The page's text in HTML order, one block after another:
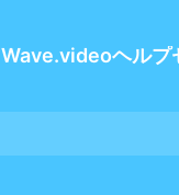
Wave.videoヘルプ